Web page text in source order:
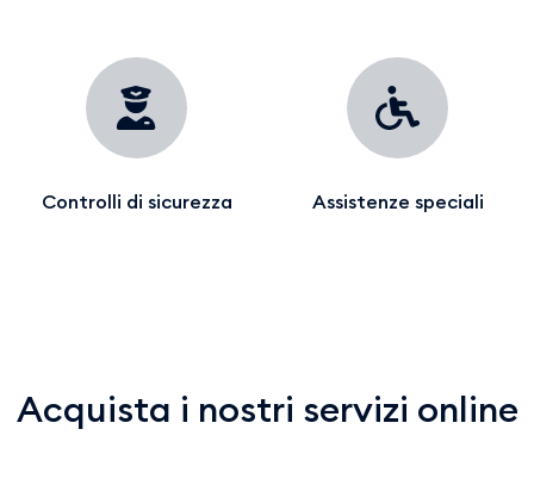
Controlli di sicurezza Assistenze speciali
Acquista i nostri servizi online